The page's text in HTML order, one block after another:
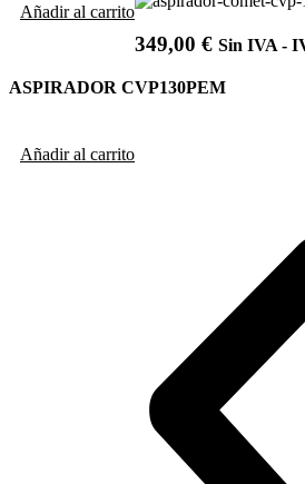
Añadir al carrito
349,00 € Sin IVA -
ASPIRADOR CVP130PEM
Añadir al carrito